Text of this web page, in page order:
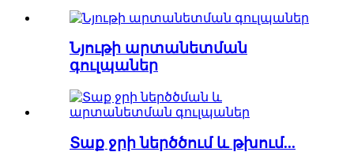
Նյութի արտանետման
գուլպաներ
Տաք ջրի ներծծում և թխում...